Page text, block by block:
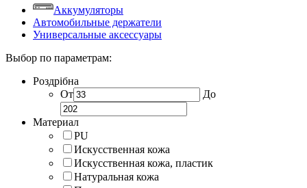
Аккумуляторы
Автомобильные держатели
Универсальные аксессуары
Выбор по параметрам:
Роздрібна
От
До
Материал
PU
Искусственная кожа
Искусственная кожа, пластик
Натуральная кожа